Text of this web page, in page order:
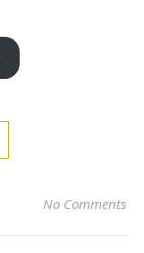
No Comments